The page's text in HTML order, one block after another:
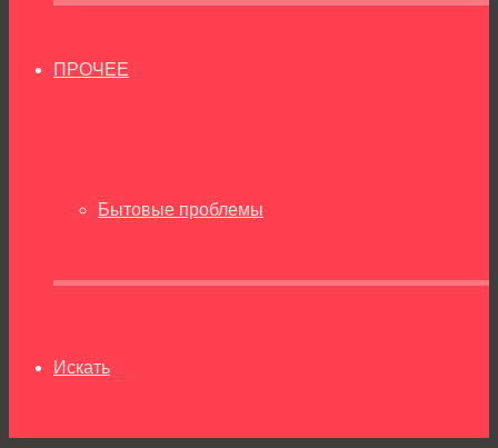
ПРОЧЕЕ
Бытовые проблемы
Искать